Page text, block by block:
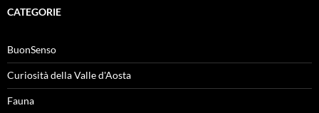
CATEGORIE
BuonSenso
Curiosità della Valle d'Aosta
Fauna